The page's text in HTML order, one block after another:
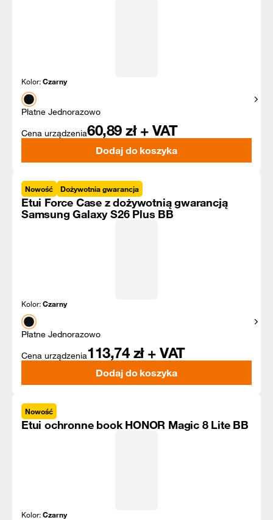
Kolor:Czarny
Płatne Jednorazowo
Cena urządzenia60,89 zł + VAT
Dodaj do koszyka
Nowość Dożywotnia gwarancja
Etui Force Case z dożywotnią gwarancją
Samsung Galaxy S26 Plus BB
Kolor:Czarny
Płatne Jednorazowo
Cena urządzenia113,74 zł + VAT
Dodaj do koszyka
Nowość
Etui ochronne book HONOR Magic 8 Lite BB
Kolor:Czarny